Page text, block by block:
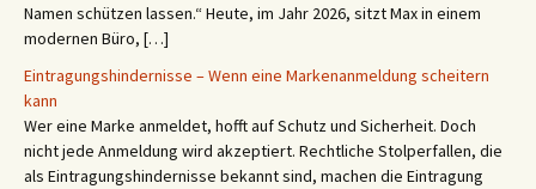
Namen schützen lassen.“ Heute, im Jahr 2026, sitzt Max in einem
modernen Büro, […]
Eintragungshindernisse – Wenn eine Markenanmeldung scheitern
kann
Wer eine Marke anmeldet, hofft auf Schutz und Sicherheit. Doch
nicht jede Anmeldung wird akzeptiert. Rechtliche Stolperfallen, die
als Eintragungshindernisse bekannt sind, machen die Eintragung